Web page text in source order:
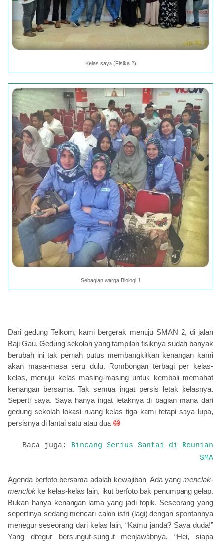
Kelas saya (Fisika 2)
Sebagian warga Biologi 1
Dari gedung Telkom, kami bergerak menuju SMAN 2, di jalan
Baji Gau. Gedung sekolah yang tampilan fisiknya sudah banyak
berubah ini tak pernah putus membangkitkan kenangan kami
akan masa-masa seru dulu. Rombongan terbagi per kelas-
kelas, menuju kelas masing-masing untuk kembali memahat
kenangan bersama. Tak semua ingat persis letak kelasnya.
Seperti saya. Saya hanya ingat letaknya di bagian mana dari
gedung sekolah lokasi ruang kelas tiga kami tetapi saya lupa,
persisnya di lantai satu atau dua 😅
Baca juga: Bincang Serius Santai di Reunian
SMA
Agenda berfoto bersama adalah kewajiban. Ada yang menclak-
menclok ke kelas-kelas lain, ikut berfoto bak penumpang gelap.
Bukan hanya kenangan lama yang jadi topik. Seseorang yang
sepertinya sedang mencari calon istri (lagi) dengan spontannya
menegur seseorang dari kelas lain, “Kamu janda? Saya duda!”
Yang ditegur bersungut-sungut menjawabnya, “Hei, siapa